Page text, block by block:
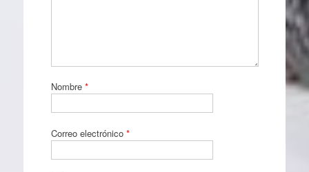
Nombre *
Correo electrónico *